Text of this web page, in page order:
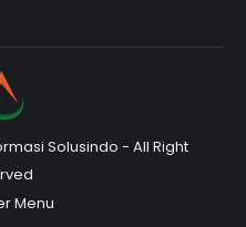
Solusindo - All Right
Menu